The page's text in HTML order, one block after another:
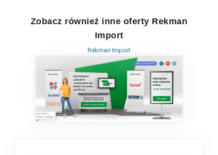
Zobacz również inne oferty Rekman
Import
Rekman Import